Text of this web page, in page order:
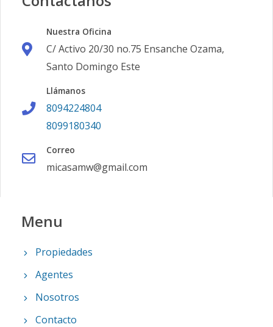
Nuestra Oficina
C/ Activo 20/30 no.75 Ensanche Ozama,
Santo Domingo Este
Llámanos
8094224804
8099180340
Correo
micasamw@gmail.com
Menu
Propiedades
Agentes
Nosotros
Contacto